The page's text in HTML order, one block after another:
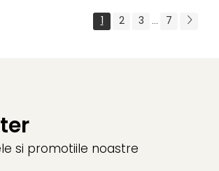
1 2 3 ... 7
si promotiile noastre